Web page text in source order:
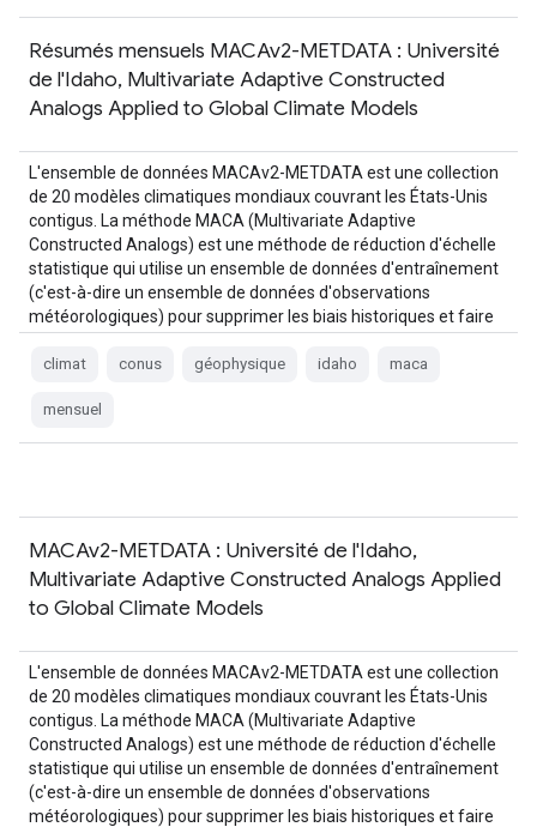
Résumés mensuels MACAv2-METDATA : Université
de l'Idaho, Multivariate Adaptive Constructed
Analogs Applied to Global Climate Models
L'ensemble de données MACAv2-METDATA est une collection
de 20 modèles climatiques mondiaux couvrant les États-Unis
contigus. La méthode MACA (Multivariate Adaptive
Constructed Analogs) est une méthode de réduction d'échelle
statistique qui utilise un ensemble de données d'entraînement
(c'est-à-dire un ensemble de données d'observations
météorologiques) pour supprimer les biais historiques et faire
climat conus géophysique idaho maca
mensuel
MACAv2-METDATA : Université de l'Idaho,
Multivariate Adaptive Constructed Analogs Applied
to Global Climate Models
L'ensemble de données MACAv2-METDATA est une collection
de 20 modèles climatiques mondiaux couvrant les États-Unis
contigus. La méthode MACA (Multivariate Adaptive
Constructed Analogs) est une méthode de réduction d'échelle
statistique qui utilise un ensemble de données d'entraînement
(c'est-à-dire un ensemble de données d'observations
météorologiques) pour supprimer les biais historiques et faire